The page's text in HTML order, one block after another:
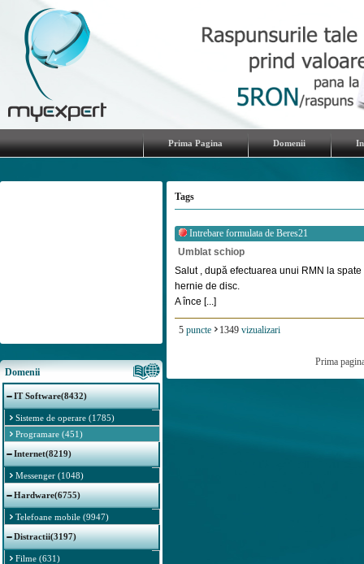
Prima Pagina Domenii
Domenii
IT Software(8432)
Sisteme de operare (1785)
Programare (451)
Internet(8219)
Messenger (1048)
Hardware(6755)
Telefoane mobile (9947)
Distractii(3197)
Filme (631)
Tags
Intrebare formulata de Beres21
Umblat schiop
Salut , după efectuarea unui RMN la
hernie de disc.
A înce [...]
5 puncte 1349 vizualizari
Prima